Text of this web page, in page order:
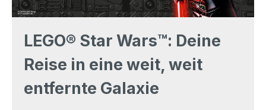
LEGO® Star Wars™: Deine
Reise in eine weit, weit
entfernte Galaxie